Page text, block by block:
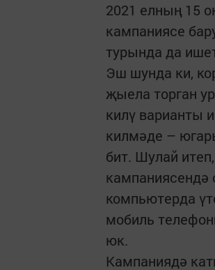
2021 елның 15
кампаниясе
турында да
Эш шунда ки,
җыела торган
килү варианты
килмәде –
бит. Шулай
кампаниясендә
компьютерда
мобиль
юк.
Кампаниядә